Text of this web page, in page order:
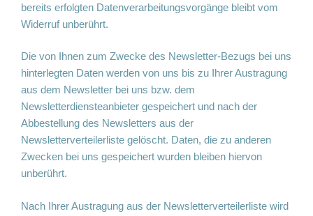
bereits erfolgten Datenverarbeitungsvorgänge bleibt vom
Widerruf unberührt.
Die von Ihnen zum Zwecke des Newsletter-Bezugs bei uns
hinterlegten Daten werden von uns bis zu Ihrer Austragung
aus dem Newsletter bei uns bzw. dem
Newsletterdiensteanbieter gespeichert und nach der
Abbestellung des Newsletters aus der
Newsletterverteilerliste gelöscht. Daten, die zu anderen
Zwecken bei uns gespeichert wurden bleiben hiervon
unberührt.
Nach Ihrer Austragung aus der Newsletterverteilerliste wird